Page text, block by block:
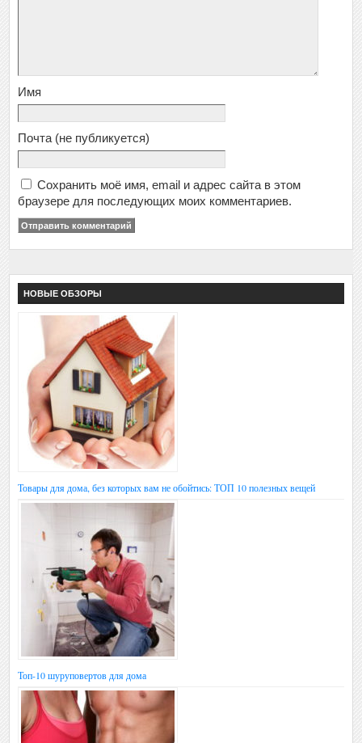
Имя
Почта (не публикуется)
Сохранить моё имя, email и адрес сайта в этом
браузере для последующих моих комментариев.
НОВЫЕ ОБЗОРЫ
Товары для дома, без которых вам не обойтись: ТОП 10 полезных вещей
Топ-10 шуруповертов для дома